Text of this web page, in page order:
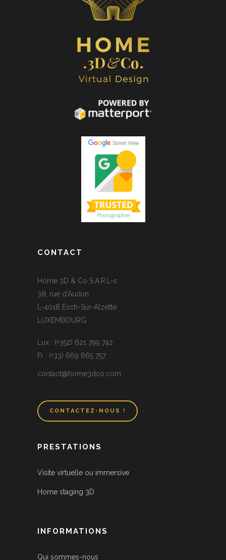
CONTACT
Home 3D & Co S.A.R.L-s
38, rue d’Audun
L-4018 Esch-Sur-Alzette
LUXEMBOURG
Lux : (+352) 621 799 742
Fr : (+33) 669 665 757
contact@home3dco.com
CONTACTEZ-NOUS !
PRESTATIONS
Visite virtuelle ou immersive
Home staging 3D
INFORMATIONS
Qui sommes-nous